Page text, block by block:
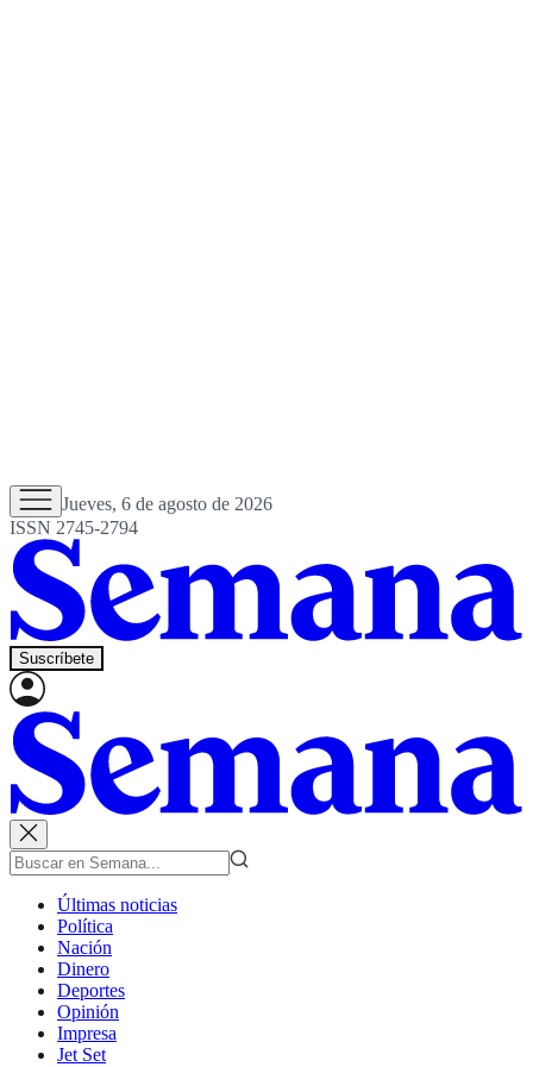
Jueves, 6 de agosto de 2026
ISSN 2745-2794
Suscríbete
Últimas noticias
Política
Nación
Dinero
Deportes
Opinión
Impresa
Jet Set